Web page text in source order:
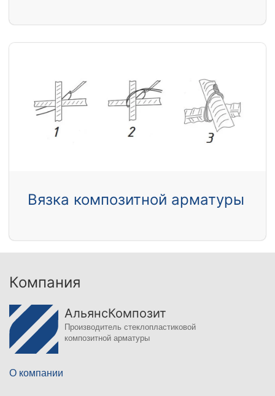
Вязка композитной арматуры
Компания
АльянсКомпозит
Производитель стеклопластиковой
композитной арматуры
О компании